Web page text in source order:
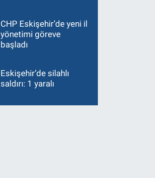
CHP Eskişehir’de yeni il
yönetimi göreve
başladı
Eskişehir’de silahlı
saldırı: 1 yaralı